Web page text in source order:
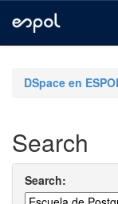
navigationDSpace en
Search
Search: